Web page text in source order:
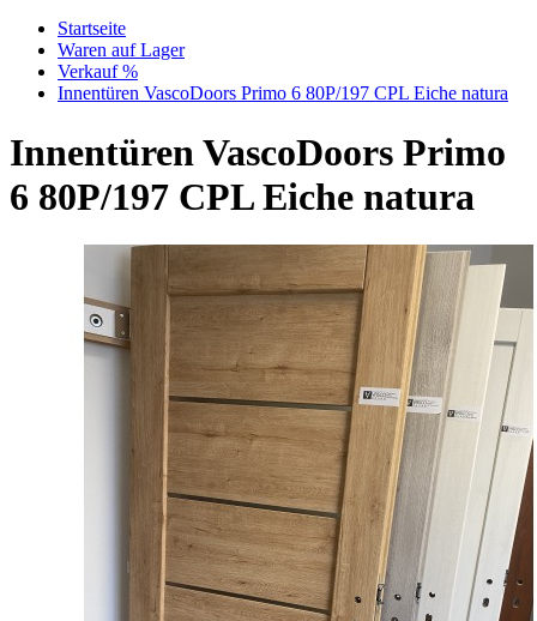
Startseite
Waren auf Lager
Verkauf %
Innentüren VascoDoors Primo 6 80P/197 CPL Eiche natura
Innentüren VascoDoors Primo
6 80P/197 CPL Eiche natura